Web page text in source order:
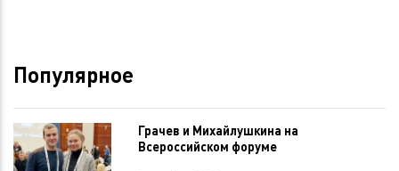
Популярное
Грачев и Михайлушкина на
Всероссийском форуме